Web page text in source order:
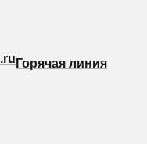
Горячая линия
Горячая линия